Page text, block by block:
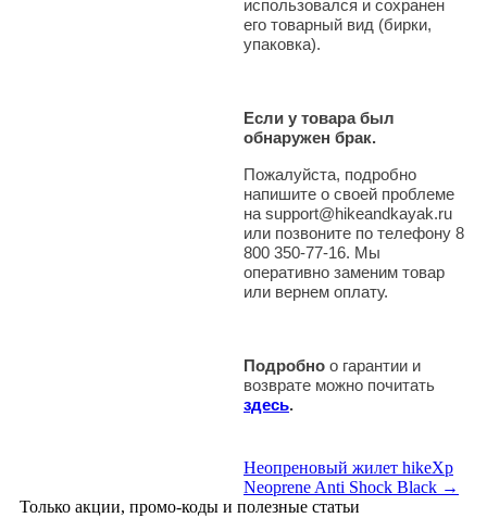
использовался и сохранен
его товарный вид (бирки,
упаковка).
Если у товара был
обнаружен брак.
Пожалуйста, подробно
напишите о своей проблеме
на support@hikeandkayak.ru
или позвоните по телефону 8
800 350-77-16. Мы
оперативно заменим товар
или вернем оплату.
Подробно о гарантии и
возврате можно почитать
здесь.
Неопреновый жилет hikeXp
Neoprene Anti Shock Black →
Только акции, промо-коды и полезные статьи